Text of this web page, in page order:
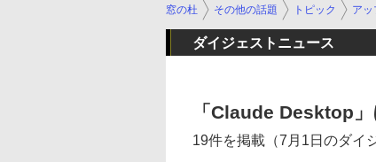
窓の杜 その他の話題 トピック アッ
ダイジェストニュース
「Claude Desktop
19件を掲載（7月1日のダイ